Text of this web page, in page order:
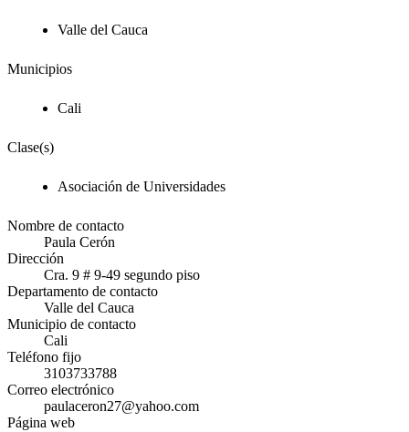
Valle del Cauca
Municipios
Cali
Clase(s)
Asociación de Universidades
Nombre de contacto
Paula Cerón
Dirección
Cra. 9 # 9-49 segundo piso
Departamento de contacto
Valle del Cauca
Municipio de contacto
Cali
Teléfono fijo
3103733788
Correo electrónico
paulaceron27@yahoo.com
Página web